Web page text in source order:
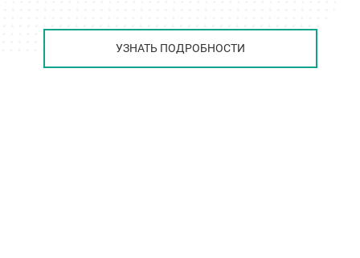
УЗНАТЬ ПОДРОБНОСТИ